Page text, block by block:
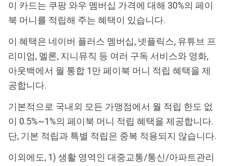
이 카드는 쿠팡 와우 멤버십 가격에 대해 30%의 페이
북 머니를 적립해 주는 혜택이 있습니다.
이 혜택은 네이버 플러스 멤버십, 넷플릭스, 유튜브 프
리미엄, 멜론, 지니뮤직 등 여러 구독 서비스와 영화,
아웃백에서 월 통합 1만 페이북 머니 적립 혜택을 제
공합니다.
기본적으로 국내외 모든 가맹점에서 월 적립 한도 없
이 0.5%~1%의 페이북 머니 적립 혜택을 제공합니다.
단, 기본 적립과 특별 적립은 중복 적용되지 않습니다.
이외에도, 1) 생활 영역인 대중교통/통신/아파트관리